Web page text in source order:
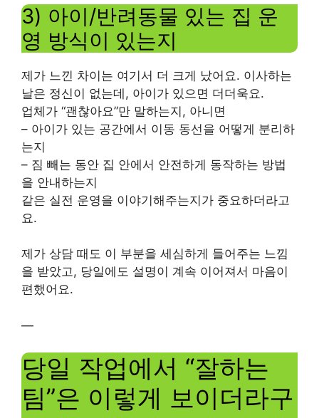
3) 아이/반려동물 있는 집 운
영 방식이 있는지
제가 느낀 차이는 여기서 더 크게 났어요. 이사하는
날은 정신이 없는데, 아이가 있으면 더더욱요.
업체가 “괜찮아요”만 말하는지, 아니면
– 아이가 있는 공간에서 이동 동선을 어떻게 분리하
는지
– 짐 빼는 동안 집 안에서 안전하게 동작하는 방법
을 안내하는지
같은 실전 운영을 이야기해주는지가 중요하더라고
요.
제가 상담 때도 이 부분을 세심하게 들어주는 느낌
을 받았고, 당일에도 설명이 계속 이어져서 마음이
편했어요.
—
당일 작업에서 “잘하는
팀”은 이렇게 보이더라구